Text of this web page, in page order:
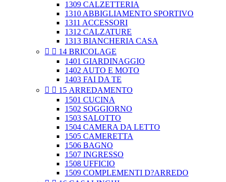
1309 CALZETTERIA
1310 ABBIGLIAMENTO SPORTIVO
1311 ACCESSORI
1312 CALZATURE
1313 BIANCHERIA CASA
  14 BRICOLAGE
1401 GIARDINAGGIO
1402 AUTO E MOTO
1403 FAI DA TE
  15 ARREDAMENTO
1501 CUCINA
1502 SOGGIORNO
1503 SALOTTO
1504 CAMERA DA LETTO
1505 CAMERETTA
1506 BAGNO
1507 INGRESSO
1508 UFFICIO
1509 COMPLEMENTI D?ARREDO